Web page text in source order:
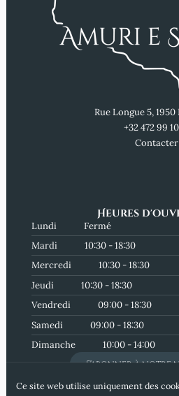
Rue Longue 5,
+32 472 99
Contacter
Heures
Lundi
Fermé
Mardi
10:30 - 18:30
Mercredi
10:30 - 18:30
Jeudi
10:30 - 18:30
Vendredi
09:00 - 18:30
Samedi
09:00 - 18:30
Dimanche
10:00 - 14:00
S'abonner à notre
Ce site web utilise uniquement des